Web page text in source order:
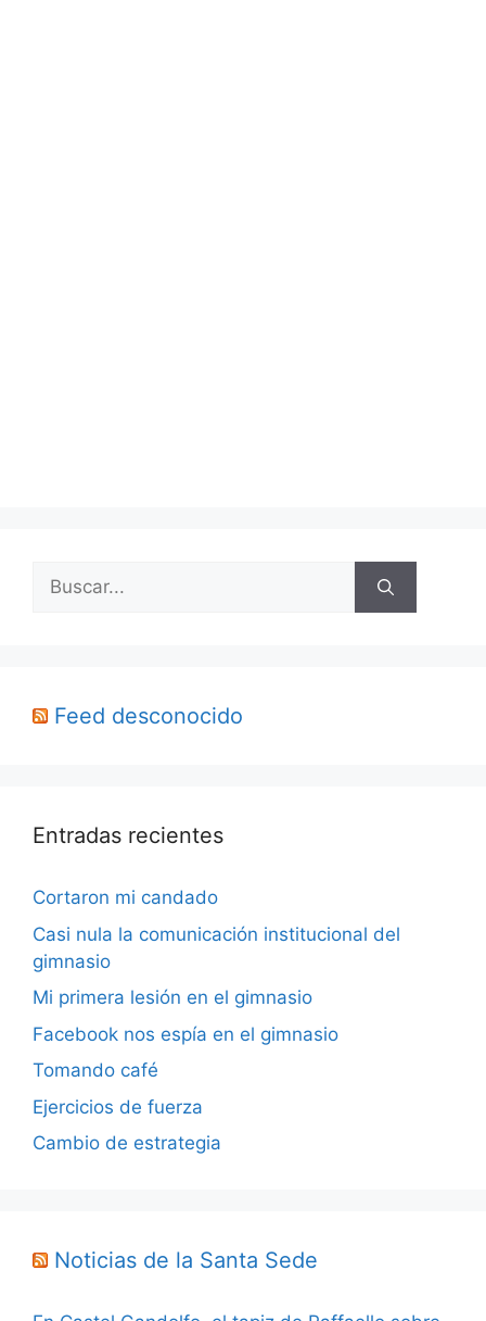
Buscar:
Feed desconocido
Entradas recientes
Cortaron mi candado
Casi nula la comunicación institucional del
gimnasio
Mi primera lesión en el gimnasio
Facebook nos espía en el gimnasio
Tomando café
Ejercicios de fuerza
Cambio de estrategia
Noticias de la Santa Sede